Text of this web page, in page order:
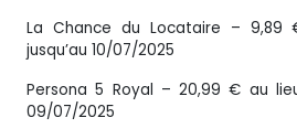
La Chance du Locataire –
jusqu’au 10/07/2025
Persona 5 Royal – 20,99 € au
09/07/2025